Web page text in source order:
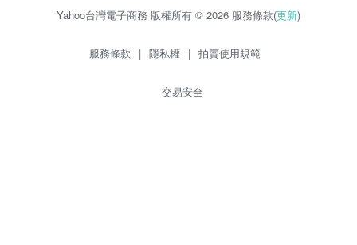
Yahoo台灣電子商務 版權所有 © 2026 服務條款(更新)
服務條款 | 隱私權 | 拍賣使用規範
交易安全